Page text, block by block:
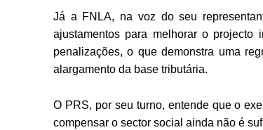
Já a FNLA, na voz do seu
ajustamentos para melhorar o projecto
penalizações, o que demonstra uma
alargamento da base tributária.
O PRS, por seu turno, entende que o
compensar o sector social ainda não é